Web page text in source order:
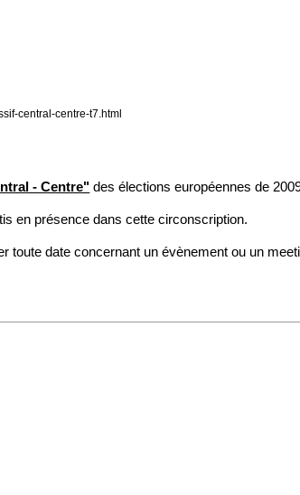
central-centre-t7.html
- Centre" des élections européennes de
en présence dans cette circonscription.
date concernant un évènement ou un